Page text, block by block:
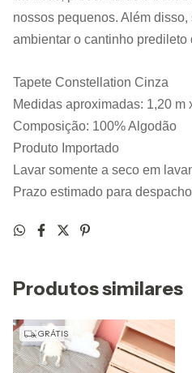
nossos pequenos. Além
ambientar o cantinho predileto
Tapete Constellation Cinza
Medidas aproximadas: 1,20 m
Composição: 100% Algodão
Produto Importado
Lavar somente a seco em
Prazo estimado para
Produtos similares
GRÁTIS